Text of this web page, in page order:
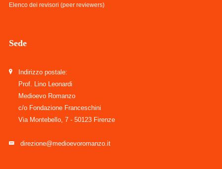
Elenco dei revisori (peer reviewers)
Sede
Indirizzo postale:
Prof. Lino Leonardi
Medioevo Romanzo
c/o Fondazione Franceschini
Via Montebello, 7 - 50123 Firenze
direzione@medioevoromanzo.it